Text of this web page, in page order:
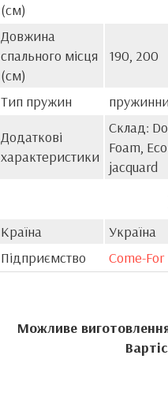
(см)
Довжина
спального місця
(см)
190, 200
Тип пружин
Додаткові
характеристики
Склад:
Foam,
jacquard
Країна
Україна
Підприємство
Come-For
Можливе